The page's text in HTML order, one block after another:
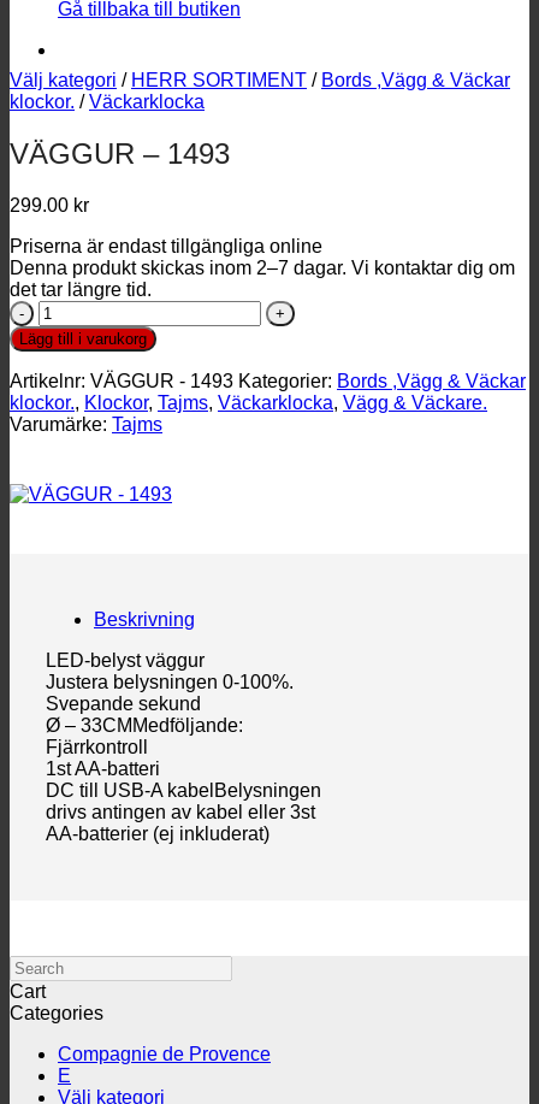
Gå tillbaka till butiken
Välj kategori / HERR SORTIMENT / Bords ,Vägg & Väckar
klockor. / Väckarklocka
VÄGGUR – 1493
299.00 kr
Priserna är endast tillgängliga online
Denna produkt skickas inom 2–7 dagar. Vi kontaktar dig om
det tar längre tid.
VÄGGUR
-
1493
mängd
Lägg till i varukorg
Artikelnr: VÄGGUR - 1493 Kategorier: Bords ,Vägg & Väckar
klockor., Klockor, Tajms, Väckarklocka, Vägg & Väckare.
Varumärke: Tajms
Beskrivning
LED-belyst väggur
Justera belysningen 0-100%.
Svepande sekund
Ø – 33CMMedföljande:
Fjärrkontroll
1st AA-batteri
DC till USB-A kabelBelysningen
drivs antingen av kabel eller 3st
AA-batterier (ej inkluderat)
Search
Cart
Categories
Compagnie de Provence
E
Välj kategori